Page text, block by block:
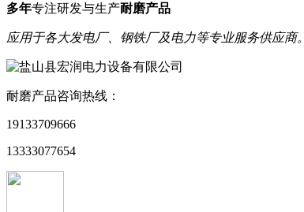
多年专注研发与生产耐磨产品
应用于各大发电厂、钢铁厂及电力等专业服务供应商。
耐磨产品咨询热线：
19133709666
13333077654